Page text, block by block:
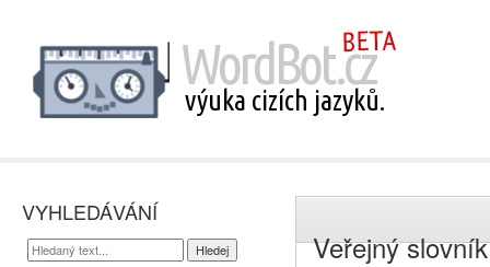
VYHLEDÁVÁNÍ
Veřejný